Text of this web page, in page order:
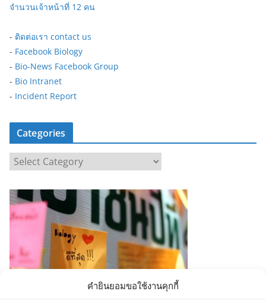
คำยินยอมขอใช้งานคุกกี้
จำนวนเจ้าหน้าที่ 12 คน
- ติดต่อเรา contact us
- Facebook Biology
- Bio-News Facebook Group
- Bio Intranet
- Incident Report
Categories
a
t
e
g
i